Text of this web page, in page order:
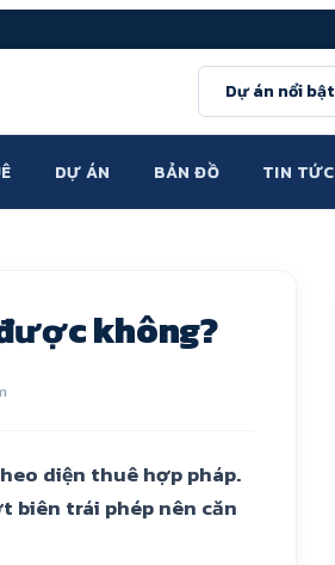
Dự án nổi bật
DỰ ÁN BẢN ĐỒ TIN TỨC
không?
diện thuê hợp pháp.
biên trái phép nên căn